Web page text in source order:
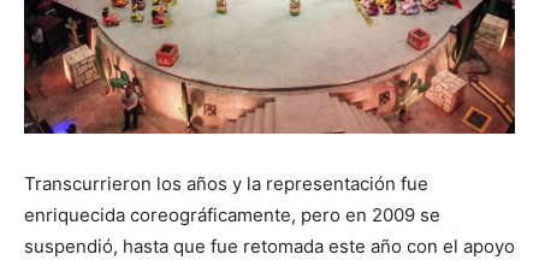
Transcurrieron los años y la representación fue
enriquecida coreográficamente, pero en 2009 se
suspendió, hasta que fue retomada este año con el apoyo